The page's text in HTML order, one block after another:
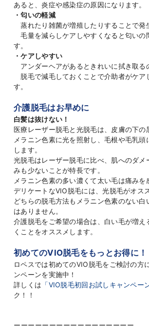
あると、炎症や感染症の原因になります。
・匂いの軽減
蒸れたり雑菌が増殖したりすることで発
毛量を減らしケアしやすくなると匂いの
す。
・ケアしやすい
アンダーヘアがあるときれいに拭き取る
脱毛で減毛しておくことで介助者がケア
す。
介護脱毛はお早めに
白髪は抜けない！
医療レーザー脱毛と光脱毛は、皮膚の下の
メラニン色素に光を照射し、毛根や毛乳
します。
光脱毛はレーザー脱毛に比べ、肌へのダメ
みも少ないことが特長です。
メラニン色素の多い濃くて太い毛は痛みを
デリケートなVIO脱毛には、光脱毛がオス
どちらの脱毛方法もメラニン色素のない白
はありません。
介護脱毛をご希望の場合は、白い毛が増え
くことをオススメします。
初めてのVIO脱毛をもっとお得に！
ロペスでは初めてのVIO脱毛をご検討の方
ンペーンを実施中！
詳しくは 「VIO脱毛初回お試しキャンペーン
ク！！
ーーーーーーーーーーーーーーーーー